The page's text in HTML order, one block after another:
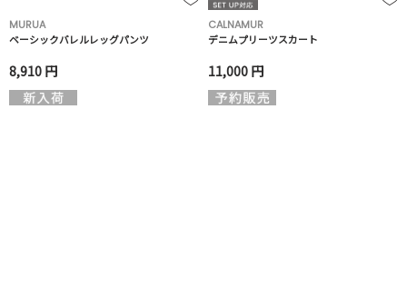
MURUA
ベーシックバレルレッグパンツ
8,910 円
CALNAMUR
デニムプリーツスカート
11,000 円